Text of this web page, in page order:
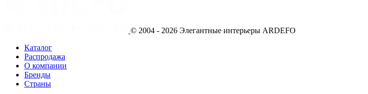
© 2004 - 2026 Элегантные интерьеры ARDEFO
Каталог
Распродажа
О компании
Бренды
Страны